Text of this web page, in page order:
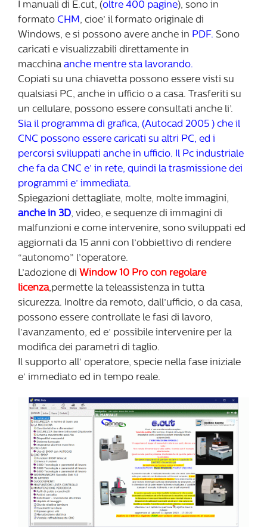
I manuali di E.cut, (oltre 400 pagine), sono in
formato CHM, cioe’ il formato originale di
Windows, e si possono avere anche in PDF. Sono
caricati e visualizzabili direttamente in
macchina anche mentre sta lavorando.
Copiati su una chiavetta possono essere visti su
qualsiasi PC, anche in ufficio o a casa. Trasferiti su
un cellulare, possono essere consultati anche li’.
Sia il programma di grafica, (Autocad 2005 ) che il
CNC possono essere caricati su altri PC, ed i
percorsi sviluppati anche in ufficio. Il Pc industriale
che fa da CNC e’ in rete, quindi la trasmissione dei
programmi e’ immediata.
Spiegazioni dettagliate, molte, molte immagini,
anche in 3D, video, e sequenze di immagini di
malfunzioni e come intervenire, sono sviluppati ed
aggiornati da 15 anni con l’obbiettivo di rendere
“autonomo” l’operatore.
L’adozione di Window 10 Pro con regolare
licenza,permette la teleassistenza in tutta
sicurezza. Inoltre da remoto, dall’ufficio, o da casa,
possono essere controllate le fasi di lavoro,
l’avanzamento, ed e’ possibile intervenire per la
modifica dei parametri di taglio.
Il supporto all’ operatore, specie nella fase iniziale
e’ immediato ed in tempo reale.